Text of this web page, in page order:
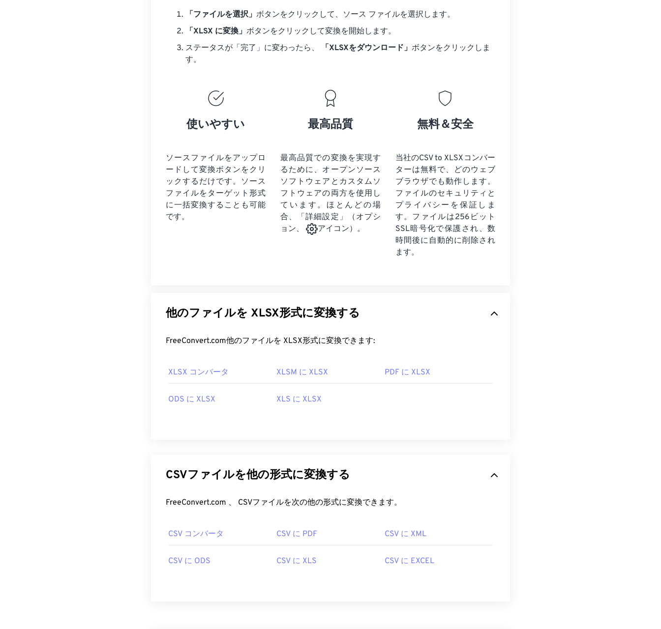
「ファイルを選択」 ボタンをクリックして、ソース ファイルを選択します。
「XLSX に変換」 ボタンをクリックして変換を開始します。
ステータスが「完了」に変わったら、
「XLSXをダウンロード」 ボタンをクリックしま
す。
使いやすい
ソースファイルをアップロ
ードして変換ボタンをクリ
ックするだけです。 ソース
ファイルを ターゲット形式
に一括変換することも可能
です。
最高品質
最高品質での変換を実現す
るために、オープンソース
ソフトウェアとカスタムソ
フトウェアの両方を使用し
ています。ほとんどの場
合、「詳細設定」（オプシ
ョン、
アイコン）。
無料＆安全
当社のCSV to XLSXコンバー
ターは無料で、どのウェブ
ブラウザでも動作します。
ファイルのセキュリティと
プライバシーを保証しま
す。ファイルは256ビット
SSL暗号化で保護され、数
時間後に自動的に削除され
ます。
他のファイルを XLSX形式に変換する
FreeConvert.com他のファイルを XLSX形式に変換できます:
XLSX コンバータ XLSM に XLSX PDF に XLSX
ODS に XLSX XLS に XLSX
CSVファイルを他の形式に変換する
FreeConvert.com 、 CSVファイルを次の他の形式に変換できます。
CSV コンバータ CSV に PDF CSV に XML
CSV に ODS CSV に XLS CSV に EXCEL